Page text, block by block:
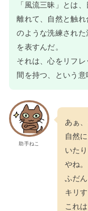
「風流三昧」とは
離れて、自然と触
のような洗練された
を表すんだ。
それは、心をリフ
間を持つ、という意
助手ねこ
あぁ
自然
いた
やね。
ふだ
キリ
これ